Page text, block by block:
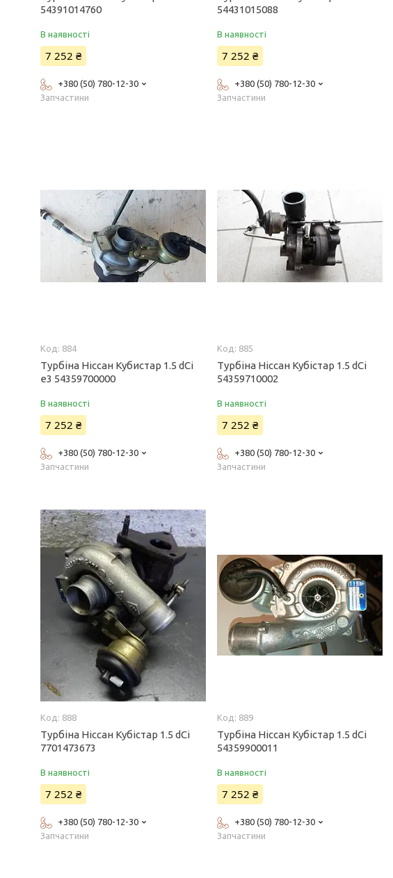
54391014760
В наявності
7 252 ₴
+380 (50) 780-12-30
Запчастини
54431015088
В наявності
7 252 ₴
+380 (50) 780-12-30
Запчастини
884
Турбіна Ніссан Кубистар 1.5 dCi
e3 54359700000
В наявності
7 252 ₴
+380 (50) 780-12-30
Запчастини
885
Турбіна Ніссан Кубістар 1.5 dCi
54359710002
В наявності
7 252 ₴
+380 (50) 780-12-30
Запчастини
888
Турбіна Ніссан Кубістар 1.5 dCi
7701473673
В наявності
7 252 ₴
+380 (50) 780-12-30
Запчастини
889
Турбіна Ніссан Кубістар 1.5 dCi
54359900011
В наявності
7 252 ₴
+380 (50) 780-12-30
Запчастини